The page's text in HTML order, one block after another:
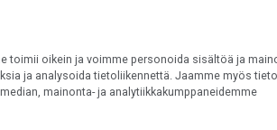
Voidaan
toimii oikein ja voimme personoida sisältöä ja
ja analysoida tietoliikennettä. Jaamme myös
mainonta- ja analytiikkakumppaneidemme